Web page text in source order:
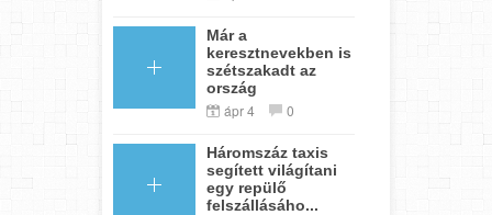
Már a
keresztnevekben is
szétszakadt az
ország
ápr 4 0
Háromszáz taxis
segített világítani
egy repülő
felszállásáho...